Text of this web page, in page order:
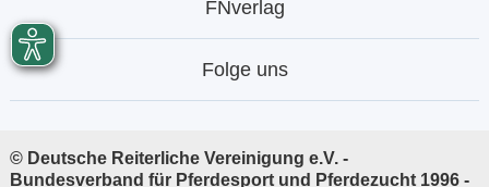
FNverlag
Folge uns
© Deutsche Reiterliche Vereinigung e.V. -
Bundesverband für Pferdesport und Pferdezucht 1996 -